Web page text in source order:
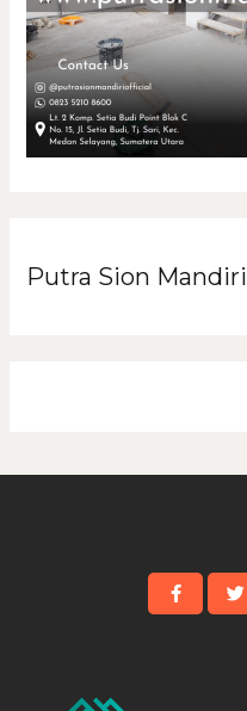
Putra Sion Mandiri